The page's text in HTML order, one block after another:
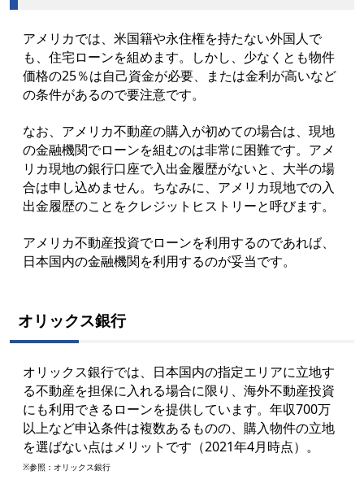
アメリカでは、米国籍や永住権を持たない外国人で
も、住宅ローンを組めます。しかし、少なくとも物件
価格の25％は自己資金が必要、または金利が高いなど
の条件があるので要注意です。
なお、アメリカ不動産の購入が初めての場合は、現地
の金融機関でローンを組むのは非常に困難です。アメ
リカ現地の銀行口座で入出金履歴がないと、大半の場
合は申し込めません。ちなみに、アメリカ現地での入
出金履歴のことをクレジットヒストリーと呼びます。
アメリカ不動産投資でローンを利用するのであれば、
日本国内の金融機関を利用するのが妥当です。
オリックス銀行
オリックス銀行では、日本国内の指定エリアに立地す
る不動産を担保に入れる場合に限り、海外不動産投資
にも利用できるローンを提供しています。年収700万
以上など申込条件は複数あるものの、購入物件の立地
を選ばない点はメリットです（2021年4月時点）。
※参照： オリックス銀行